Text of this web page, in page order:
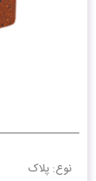
نوع: پلاک